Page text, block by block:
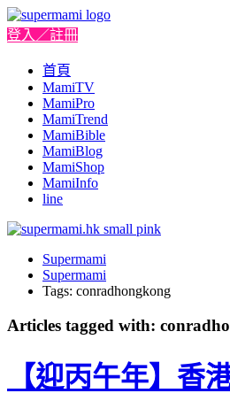
登入／註冊
首頁
MamiTV
MamiPro
MamiTrend
MamiBible
MamiBlog
MamiShop
MamiInfo
line
Supermami
Supermami
Tags: conradhongkong
Articles tagged with:
【迎丙午年】香